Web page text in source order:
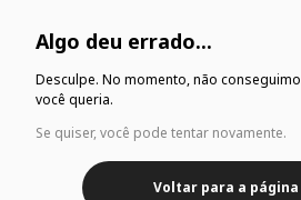
Algo deu errado...
Desculpe. No momento, não
você queria.
Se quiser, você pode tentar novamente.
Voltar para a